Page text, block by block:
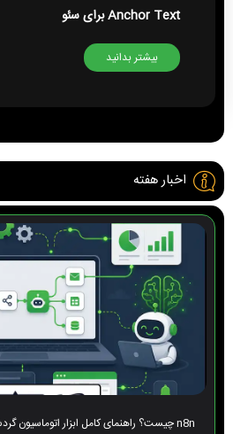
Anchor Text برای سئو
بیشتر بدانید
اخبار هفته
n8n چیست؟ راهنمای کامل ابزار اتوماسیون گردش کار و هوش مصنوعی